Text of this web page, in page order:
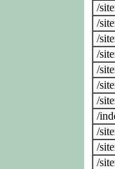
/
/
/
/
/
/
/
/
/
/
/